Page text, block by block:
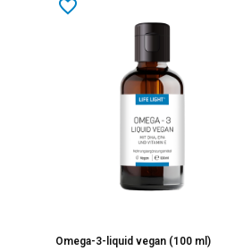
Omega-3-liquid vegan (100 ml)
favorite_border